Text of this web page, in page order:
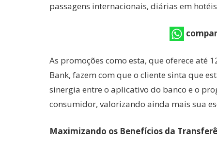
passagens internacionais, diárias em
As promoções como esta, que oferece até
Bank, fazem com que o cliente sinta que
sinergia entre o aplicativo do banco e o
consumidor, valorizando ainda mais sua
Maximizando os Benefícios da